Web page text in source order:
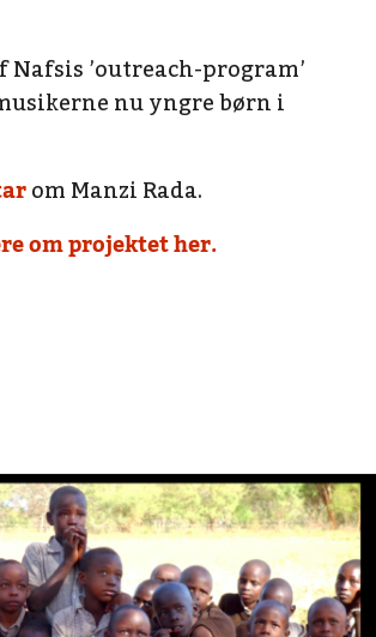
Nafsis ’outreach-program’
nu yngre børn i
om Manzi Rada.
om projektet her.